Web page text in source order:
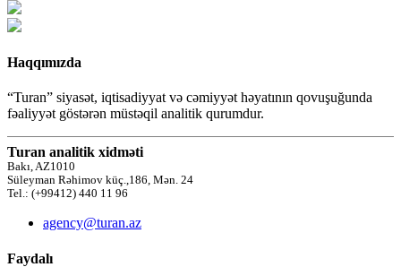
Haqqımızda
“Turan” siyasət, iqtisadiyyat və cəmiyyət həyatının qovuşuğunda
fəaliyyət göstərən müstəqil analitik qurumdur.
Turan analitik xidməti
Bakı, AZ1010
Süleyman Rəhimov küç.,186, Mən. 24
Tel.: (+99412) 440 11 96
agency@turan.az
Faydalı